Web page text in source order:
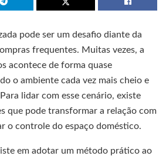
pode ser um desafio diante da
frequentes. Muitas vezes, a
acontece de forma quase
o ambiente cada vez mais cheio e
lidar com esse cenário, existe
que pode transformar a relação com
o controle do espaço doméstico.
em adotar um método prático ao